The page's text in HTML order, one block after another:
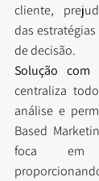
cliente,
das
de decisão.
Solução com
centraliza
análise e
Based
foca em